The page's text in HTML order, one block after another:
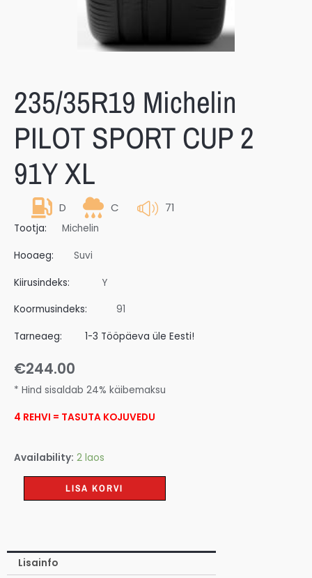
235/35R19 Michelin
PILOT SPORT CUP 2
91Y XL
D C 71
Tootja: Michelin
Hooaeg: Suvi
Kiirusindeks: Y
Koormusindeks: 91
Tarneaeg: 1-3 Tööpäeva üle Eesti!
€244.00
* Hind sisaldab 24% käibemaksu
4 REHVI = TASUTA KOJUVEDU
Availability: 2 laos
LISA KORVI
Lisainfo